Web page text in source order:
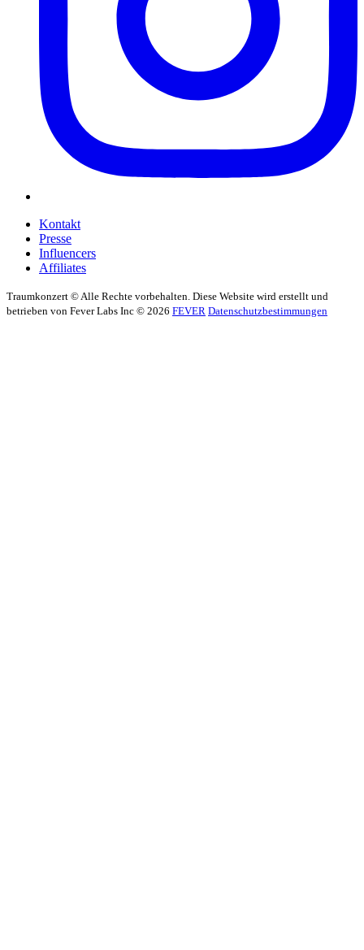
Kontakt
Presse
Influencers
Affiliates
Traumkonzert © Alle Rechte vorbehalten. Diese Website wird erstellt und
betrieben von Fever Labs Inc © 2026 FEVER Datenschutzbestimmungen